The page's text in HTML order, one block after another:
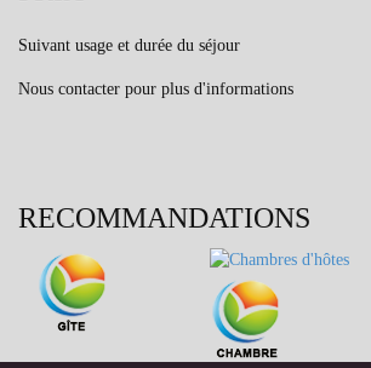
Suivant usage et durée du séjour
Nous contacter pour plus d'informations
RECOMMANDATIONS